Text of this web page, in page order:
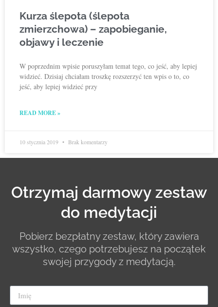
Kurza ślepota (ślepota
zmierzchowa) – zapobieganie,
objawy i leczenie
W poprzednim wpisie poruszyłam temat tego, co jeść, aby lepiej
widzieć. Dzisiaj chciałam troszkę rozszerzyć ten wpis o to, co
jeść, aby lepiej widzieć przy
READ MORE »
10 stycznia 2019 Brak komentarzy
Otrzymaj darmowy zestaw
do medytacji
Pobierz bezpłatny zestaw, który zawiera
wszystko, czego potrzebujesz na początek
swojej przygody z medytacją.